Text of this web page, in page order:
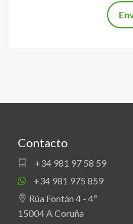
Contacto
+34 981 97 58 59
+34 981 975 859
Rúa Fontán 4 - 4º
15004 A Coruña